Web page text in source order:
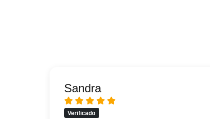
Sandra
Verificado